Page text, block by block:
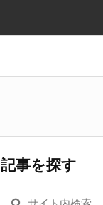
記事を探す